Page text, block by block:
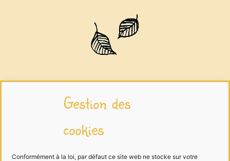
Gestion des
cookies
Conformément à la loi, par défaut ce site web ne stocke sur votre
Infos légales
Mentions légales
Traitement des données